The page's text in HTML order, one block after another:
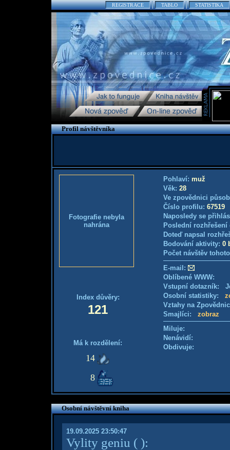
REGISTRACE TABLO STATISTIKA
Profil návštěvníka
Fotografie nebyla
nahrána
Index důvěry:
121
Má k rozdělení:
14
8
Pohlaví: muž
Věk: 28
Ve zpovědnici
Číslo profilu: 67519
Naposledy se
Poslední
Doteď napsal
Bodování aktivity: 0
Počet návštěv
E-mail:
Oblíbené WWW:
Vstupní dotazník:
Osobní statistiky:
Vztahy na
Smajlíci: zobraz
Miluje:
Nenávidí:
Obdivuje:
Osobní návštěvní kniha
19.09.2025 23:50:47
Vylity geniu ( ):